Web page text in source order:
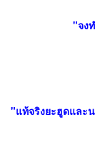
"จง
"แท้จริงยะฮูดและ